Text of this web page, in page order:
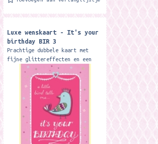
Luxe wenskaart - It's your
birthday BIR 3
Prachtige dubbele kaart met
fijne glittereffecten en een
vrolijke envelop. Formaat: 12,7
x 17,8 cm. Merk: Rachel Ellen
designs